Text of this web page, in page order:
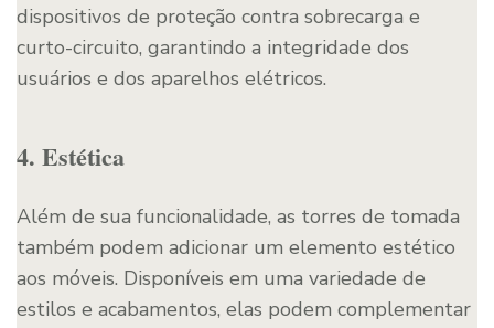
dispositivos de proteção contra sobrecarga e
curto-circuito, garantindo a integridade dos
usuários e dos aparelhos elétricos.
4. Estética
Além de sua funcionalidade, as torres de tomada
também podem adicionar um elemento estético
aos móveis. Disponíveis em uma variedade de
estilos e acabamentos, elas podem complementar